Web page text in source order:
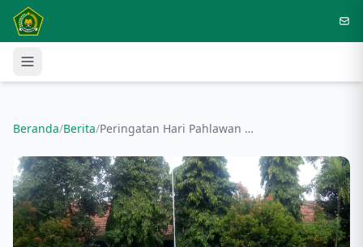
Langsung ke konten utama
Beranda/Berita/ Peringatan Hari Pahlawan Nasional MTsN 4 Nganjuk